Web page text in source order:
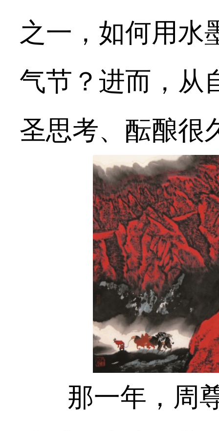
之一，如何用水
气节？进而，从
圣思考、酝酿很
那一年，周尊